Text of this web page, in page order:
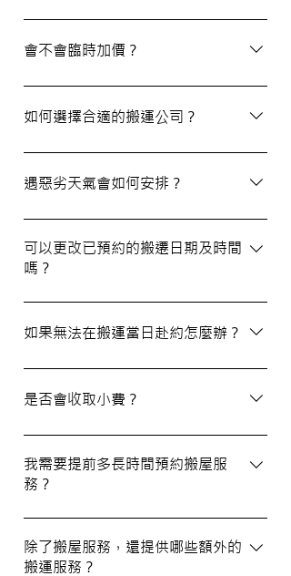
是的，我們會為客戶提供包裝物料。如有需
要，請隨時與我們的客戶服務員查詢。
會不會臨時加價？
我們的報價透明，會根據您提供的物品清單
提供合理預算，絕無隱藏費用。除非搬運當
約定的費用。
如何選擇合適的搬運公司？
選擇一間合適的搬運公司非常重要，建議您
選擇經驗豐富、提供專業服務且預算合理的
擇！
遇惡劣天氣會如何安排？
如搬屋當日遇上惡劣天氣，我們會提前與您
聯絡並安排改期。具體安排如下： 黑色暴
雨或八號熱帶氣旋警告於早上十時前發出：
我們會即時更新安排。 工作時間內解除警
可以更改已預約的搬遷日期及時間
嗎？
如果需要更改或取消已預約的搬運服務，請
在預定搬運日期前至少兩個工作日的下午三
50%作為行政費。
如果無法在搬運當日赴約怎麼辦？
若您無法在搬運當日赴約，請至少提前兩個
工作日的下午三時通知我們，否則我們將有
是否會收取小費？
我們不會向客戶索取小費，但客戶可自願性
地為搬運團隊作獎賞，以表達對我們服務的
滿意。
我需要提前多長時間預約搬屋服
務？
我們建議您在搬屋前一至三星期預約搬運日
期及時間，特別是在熱門的週末，以確保我
們能為您安排妥當的服務。
除了搬屋服務，還提供哪些額外的
搬運服務？